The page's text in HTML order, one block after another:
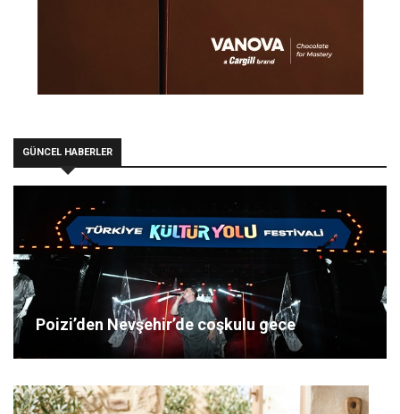
GÜNCEL HABERLER
Poizi’den Nevşehir’de coşkulu gece